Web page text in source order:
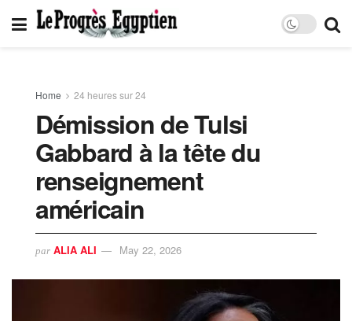
Home 24 heures sur 24
Démission de Tulsi
Gabbard à la tête du
renseignement
américain
par ALIA ALI May 22, 2026